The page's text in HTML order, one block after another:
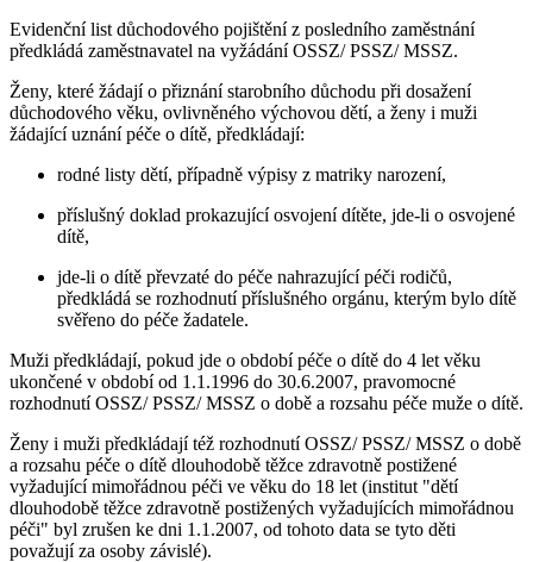
Evidenční list důchodového pojištění z posledního zaměstnání
předkládá zaměstnavatel na vyžádání OSSZ/ PSSZ/ MSSZ.
Ženy, které žádají o přiznání starobního důchodu při dosažení
důchodového věku, ovlivněného výchovou dětí, a ženy i muži
žádající uznání péče o dítě, předkládají:
rodné listy dětí, případně výpisy z matriky narození,
příslušný doklad prokazující osvojení dítěte, jde-li o osvojené
dítě,
jde-li o dítě převzaté do péče nahrazující péči rodičů,
předkládá se rozhodnutí příslušného orgánu, kterým bylo dítě
svěřeno do péče žadatele.
Muži předkládají, pokud jde o období péče o dítě do 4 let věku
ukončené v období od 1.1.1996 do 30.6.2007, pravomocné
rozhodnutí OSSZ/ PSSZ/ MSSZ o době a rozsahu péče muže o dítě.
Ženy i muži předkládají též rozhodnutí OSSZ/ PSSZ/ MSSZ o době
a rozsahu péče o dítě dlouhodobě těžce zdravotně postižené
vyžadující mimořádnou péči ve věku do 18 let (institut "dětí
dlouhodobě těžce zdravotně postižených vyžadujících mimořádnou
péči" byl zrušen ke dni 1.1.2007, od tohoto data se tyto děti
považují za osoby závislé).